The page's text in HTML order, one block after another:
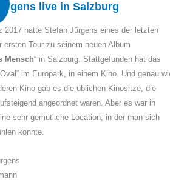
live in Salzburg
2017 hatte Stefan Jürgens eines der letzten
ersten Tour zu seinem neuen Album
Mensch“ in Salzburg. Stattgefunden hat das
im Europark, in einem Kino. Und genau
Kino gab es die üblichen Kinositze, die
angeordnet waren. Aber es war in
sehr gemütliche Location, in der man sich
konnte.